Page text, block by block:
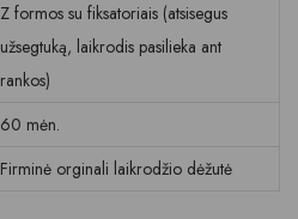
Z formos su fiksatoriais (atsisegus
užsegtuką, laikrodis pasilieka ant
rankos)
60 mėn.
Firminė orginali laikrodžio dėžutė